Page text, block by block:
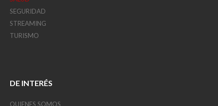
SEGURIDAD
STREAMING
TURISMO
DE INTERÉS
QUIENES SOMOS